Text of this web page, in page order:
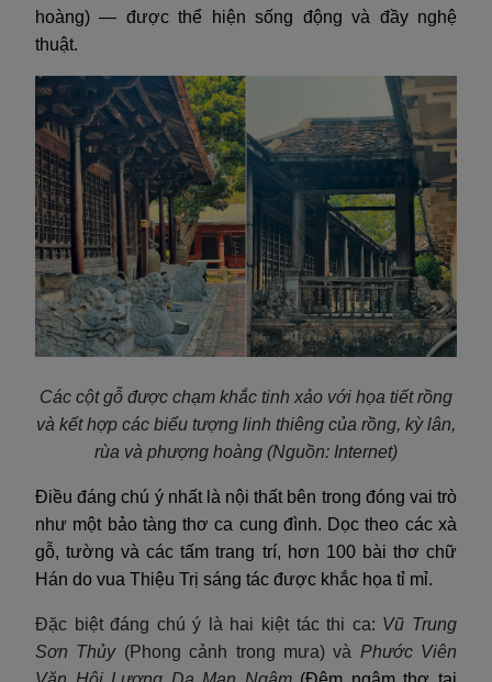
hoàng) — được thể hiện sống động và đầy nghệ
thuật.
Các cột gỗ được chạm khắc tinh xảo với họa tiết rồng
và kết hợp các biểu tượng linh thiêng của rồng, kỳ lân,
rùa và phượng hoàng (Nguồn: Internet)
Điều đáng chú ý nhất là nội thất bên trong đóng vai trò
như một bảo tàng thơ ca cung đình. Dọc theo các xà
gỗ, tường và các tấm trang trí, hơn 100 bài thơ chữ
Hán do vua Thiệu Trị sáng tác được khắc họa tỉ mỉ.
Đặc biệt đáng chú ý là hai kiệt tác thi ca: Vũ Trung
Sơn Thủy(Phong cảnh trong mưa) và Phước Viên